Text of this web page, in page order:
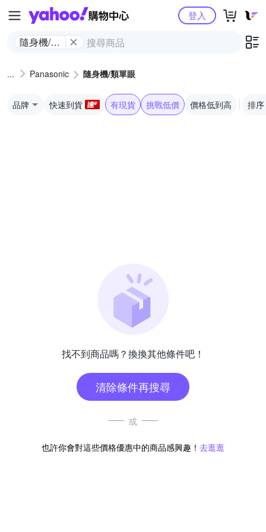
Yahoo購物中心
隨身機/類
登入
Panasonic 隨身機/類單眼
品牌 快速到貨 有現貨 挑戰低價 價格低到高 排序
找不到商品嗎？換換其他條件吧！
清除條件再搜尋
或
也許你會對這些價格優惠中的商品感興趣！ 去逛逛